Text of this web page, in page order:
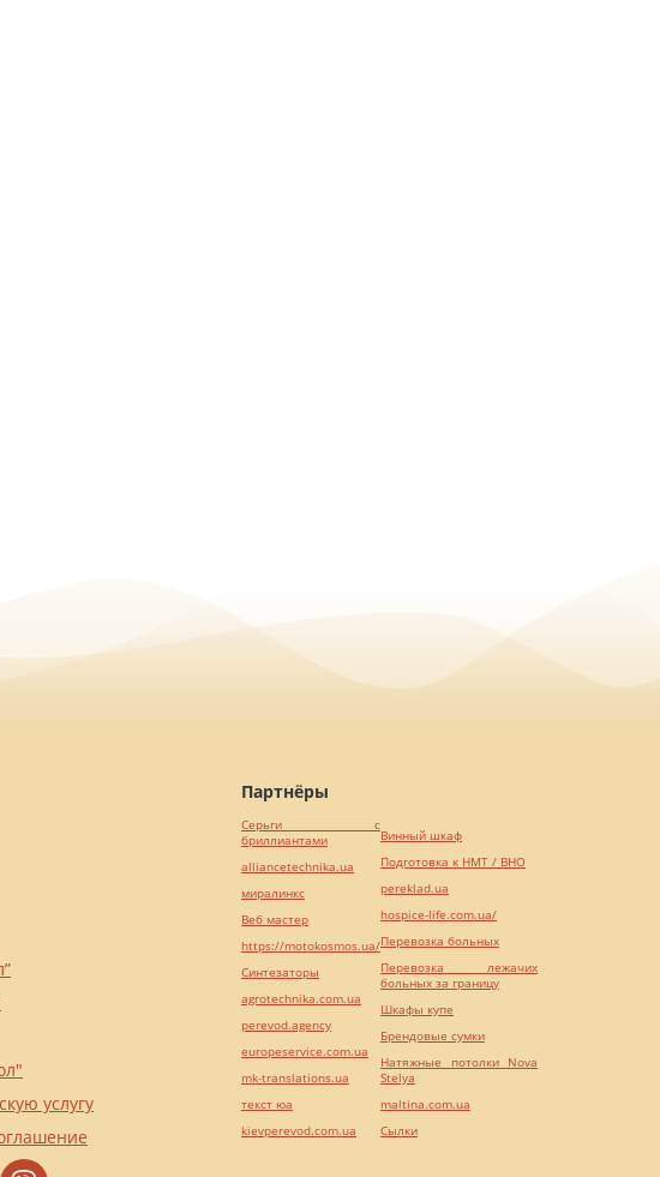
услугу
Партнёры
Серьги с
бриллиантами
alliancetechnika.ua
миралинкс
Веб мастер
https://motokosmos.ua/
Синтезаторы
agrotechnika.com.ua
perevod.agency
europeservice.com.ua
mk-translations.ua
текст юа
kievperevod.com.ua
Винный шкаф
Подготовка к НМТ / ВНО
pereklad.ua
hospice-life.com.ua/
Перевозка больных
Перевозка лежачих
больных за границу
Шкафы купе
Брендовые сумки
Натяжные потолки Nova
Stelya
maltina.com.ua
Cылки